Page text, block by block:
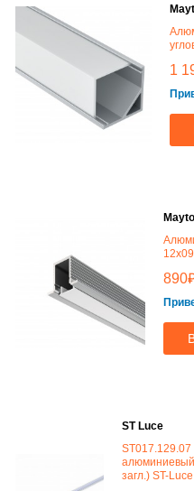
1
890
ST Luce
ST017.129.07
алюминиевый
загл.) ST-